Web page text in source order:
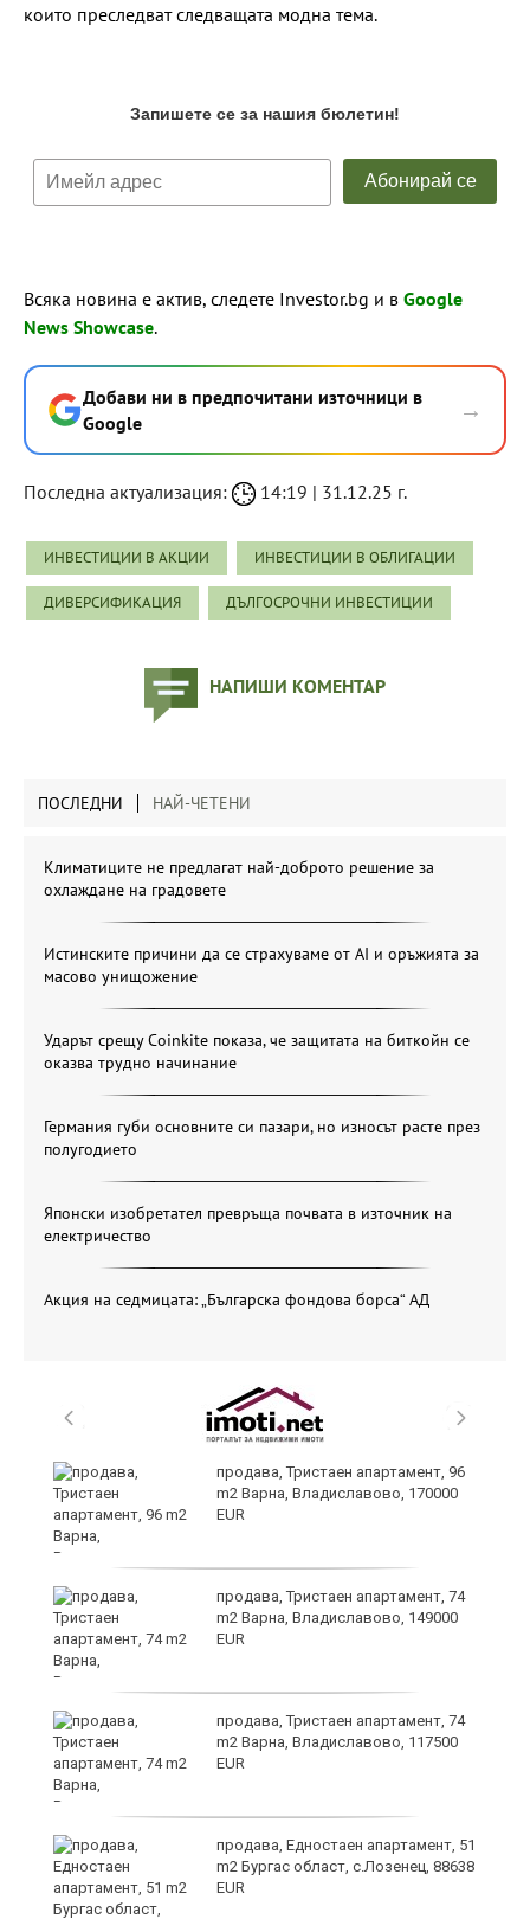
които преследват следващата модна тема.
Всяка новина е актив, следете Investor.bg и в Google
News Showcase.
Добави ни в предпочитани източници в
Google
→
Последна актуализация: 14:19 | 31.12.25 г.
ИНВЕСТИЦИИ В АКЦИИ ИНВЕСТИЦИИ В ОБЛИГАЦИИ
ДИВЕРСИФИКАЦИЯ ДЪЛГОСРОЧНИ ИНВЕСТИЦИИ
НАПИШИ КОМЕНТАР
ПОСЛЕДНИ НАЙ-ЧЕТЕНИ
Климатиците не предлагат най-доброто решение за
охлаждане на градовете
Истинските причини да се страхуваме от AI и оръжията за
масово унищожение
Ударът срещу Coinkite показа, че защитата на биткойн се
оказва трудно начинание
Германия губи основните си пазари, но износът расте през
полугодието
Японски изобретател превръща почвата в източник на
електричество
Акция на седмицата: „Българска фондова борса“ АД
продава, Тристаен апартамент, 96
m2 Варна, Владиславово, 170000
EUR
продава, Тристаен апартамент, 74
m2 Варна, Владиславово, 149000
EUR
продава, Тристаен апартамент, 74
m2 Варна, Владиславово, 117500
EUR
продава, Едностаен апартамент, 51
m2 Бургас област, с.Лозенец, 88638
EUR